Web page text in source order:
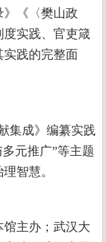
《〈樊山政
实践、官吏箴
实践的完整面
集成》编纂实践
元推广”等主题
智慧。
主办；武汉大